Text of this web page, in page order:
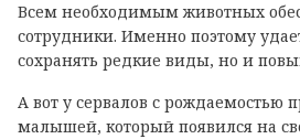
Всем необходимым животных
сотрудники. Именно поэтому
сохранять редкие виды, но и
А вот у сервалов с рождаемостью
малышей, который появился на